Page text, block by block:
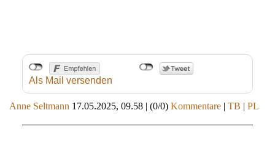
Als Mail versenden
Anne Seltmann 17.05.2025, 09.58 | (0/0) Kommentare | TB | PL